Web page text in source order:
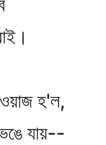
হ'ল,
যায়--